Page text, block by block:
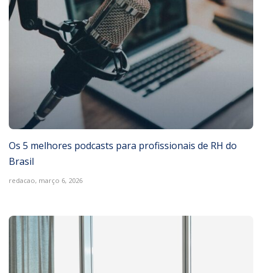
Os 5 melhores podcasts para profissionais de RH do
Brasil
redacao, março 6, 2026